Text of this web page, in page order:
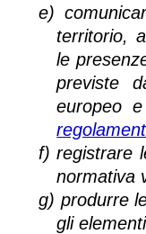
e)
territorio,
le
previste
europeo
f)registrare
normativa
g) produrre
gli